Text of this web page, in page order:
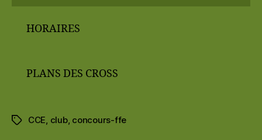
HORAIRES
PLANS DES CROSS
Étiquettes
CCE, club, concours-ffe